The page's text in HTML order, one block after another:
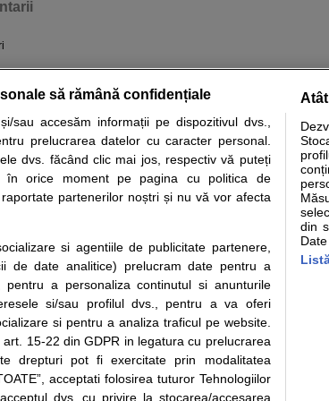
simptome Interpretare analize Specialitati
medicilor, sfaturile si orice alte informatii despre sanatate
in urma investigatiilor si analizelor medicale. Va sfatuim, ca
pentru programare in sistemul de programari la medic Clickmed.
Termeni si conditii
Politica de
confidentialitate
Politica de cookie
Modifica Setarile Cookie
Drepturile
Protectia consumatorilor -
ANPC
Solutionarea Alternativa a
Litigiilor
Info consumator:
Formulare europene -
Ministerul Sanatatii -
să rămână confidențiale
sau accesăm informații pe dispozitivul dvs.,
prelucrarea datelor cu caracter personal.
dvs. făcând clic mai jos, respectiv vă puteți
în orice moment pe pagina cu politica de
partenerilor noștri și nu vă vor afecta
si agentiile de publicitate partenere,
de date analitice) prelucram date pentru a
pentru a personaliza continutul si anunturile
si/sau profilul dvs., pentru a va oferi
si pentru a analiza traficul pe website.
15-22 din GDPR in legatura cu prelucrarea
drepturi pot fi exercitate prin modalitatea
acceptati folosirea tuturor Tehnologiilor
dvs. cu privire la stocarea/accesarea
din